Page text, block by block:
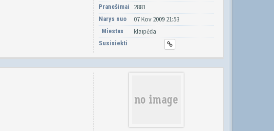
Pranešimai 2881
Narys nuo 07 Kov 2009 21:53
Miestas klaipėda
Susisiekti